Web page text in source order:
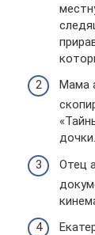
Мама
дочки.
Отец